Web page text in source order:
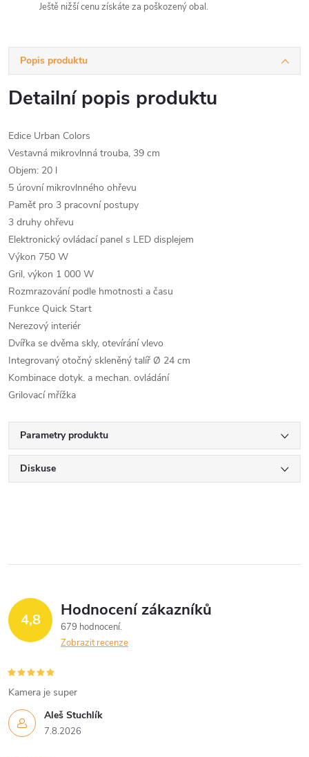
Ještě nižší cenu získáte za poškozený obal.
Popis produktu
Detailní popis produktu
Edice Urban Colors
Vestavná mikrovlnná trouba, 39 cm
Objem: 20 l
5 úrovní mikrovlnného ohřevu
Paměť pro 3 pracovní postupy
3 druhy ohřevu
Elektronický ovládací panel s LED displejem
Výkon 750 W
Gril, výkon 1 000 W
Rozmrazování podle hmotnosti a času
Funkce Quick Start
Nerezový interiér
Dvířka se dvěma skly, otevírání vlevo
Integrovaný otočný skleněný talíř Ø 24 cm
Kombinace dotyk. a mechan. ovládání
Grilovací mřížka
Parametry produktu
Diskuse
4,8 Hodnocení zákazníků
679 hodnocení
Zobrazit recenze
Aleš Stuchlík
7.8.2026
Kamera je super